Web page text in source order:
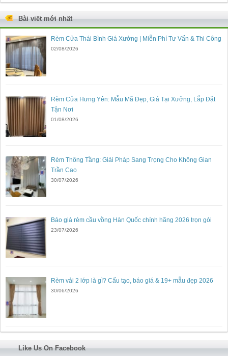
Bài viết mới nhất
Rèm Cửa Thái Bình Giá Xưởng | Miễn Phí Tư Vấn & Thi Công
02/08/2026
Rèm Cửa Hưng Yên: Mẫu Mã Đẹp, Giá Tại Xưởng, Lắp Đặt
Tận Nơi
01/08/2026
Rèm Thông Tầng: Giải Pháp Sang Trọng Cho Không Gian
Trần Cao
30/07/2026
Báo giá rèm cầu vồng Hàn Quốc chính hãng 2026 trọn gói
23/07/2026
Rèm vải 2 lớp là gì? Cấu tạo, báo giá & 19+ mẫu đẹp 2026
30/06/2026
Like Us On Facebook